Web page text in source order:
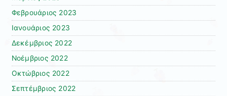
Φεβρουάριος 2023
Ιανουάριος 2023
Δεκέμβριος 2022
Νοέμβριος 2022
Οκτώβριος 2022
Σεπτέμβριος 2022